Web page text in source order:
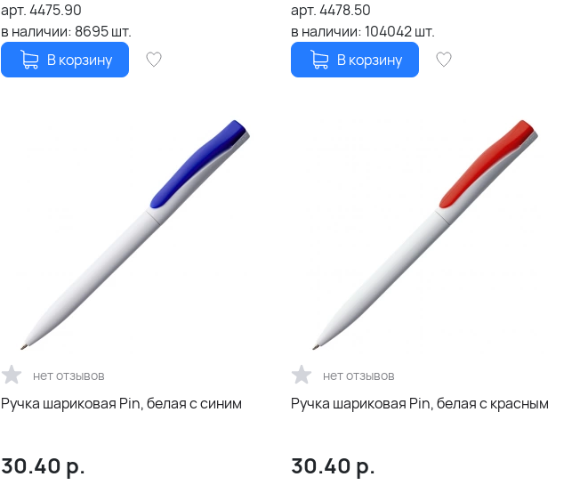
арт.4475.90
в наличии: 8695шт.
В корзину
арт.4478.50
в наличии: 104042шт.
В корзину
нет отзывов
Ручка шариковая Pin, белая с синим
30.40 р.
нет отзывов
Ручка шариковая Pin, белая с красным
30.40 р.